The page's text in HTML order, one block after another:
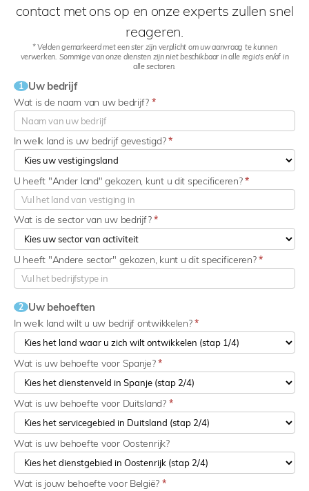
contact met ons op en onze experts zullen snel
reageren.
* Velden gemarkeerd met een ster zijn verplicht om uw aanvraag te kunnen
verwerken. Sommige van onze diensten zijn niet beschikbaar in alle regio's en/of in
alle sectoren.
1 Uw bedrijf
Wat is de naam van uw bedrijf? *
In welk land is uw bedrijf gevestigd?*
Wat is de sector van uw bedrijf?*
U heeft "Ander land" gekozen, kunt u dit specificeren?*
U heeft "Andere sector" gekozen, kunt u dit specificeren?*
2 Uw behoeften
In welk land wilt u uw bedrijf ontwikkelen?*
Wat is uw behoefte voor Spanje?*
Wat is uw behoefte voor Duitsland? *
Wat is uw behoefte voor Oostenrijk?
Wat is jouw behoefte voor België? *